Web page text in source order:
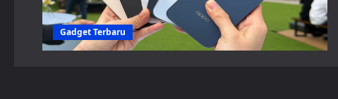
Gadget Terbaru